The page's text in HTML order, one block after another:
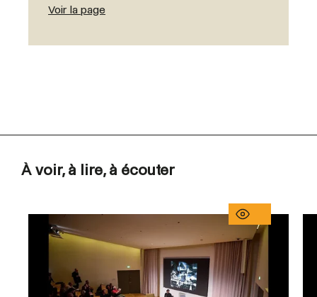
Voir la page
À voir, à lire, à écouter